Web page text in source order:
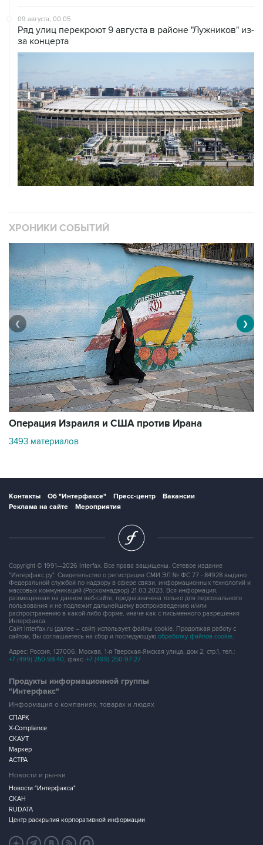
09 августа, 00:05
Ряд улиц перекроют 9 августа в районе "Лужников" из-
за концерта
ХРОНИКИ СОБЫТИЙ
Операция Израиля и США против Ирана
3493 материалов
❮ ❯
Контакты Об "Интерфаксе" Пресс-центр
Вакансии
Реклама на сайте
Мероприятия
Copyright © 1991—2026 Interfax. Все права защищены. Сетевое издание
"Интерфакс.ру". Свидетельство о регистрации СМИ ЭЛ № ФС 77 - 84928 выдано
Федеральной службой по надзору в сфере связи, информационных технологий и
массовых коммуникаций (Роскомнадзор) 21.03.2023. Вся информация,
размещенная на данном веб-сайте, предназначена только для персонального
пользования и не подлежит дальнейшему воспроизведению и/или
распространению в какой-либо форме, иначе как с письменного разрешения
Интерфакса.
Сайт Interfax.ru (далее – сайт) использует файлы cookie. Продолжая работу с
сайтом, Вы соглашаетесь на сбор и последующую обработку файлов cookie
Адрес: Россия, 127006, Москва, 1-я Тверская-Ямская улица, дом 2, стр.1, тел.:
+7 (499) 250-98-40 , факс: +7 (499) 250-97-27
Продукты информационной группы
"Интерфакс"
Информация о компаниях, товарах и людях
СПАРК
X-Compliance
СКАУТ
Маркер
АСТРА
Новости и рынки
Новости "Интерфакса"
СКАН
RUDATA
Центр раскрытия корпоративной информации